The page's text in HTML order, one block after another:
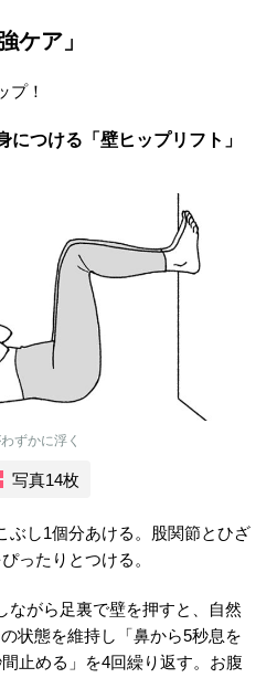
ケア」
プ！
につける「壁ヒップリフト」
ずかに浮く
写真14枚
ぶし1個分あける。股関節とひざ
ったりとつける。
ながら足裏で壁を押すと、自然
状態を維持し「鼻から5秒息を
止める」を4回繰り返す。お腹